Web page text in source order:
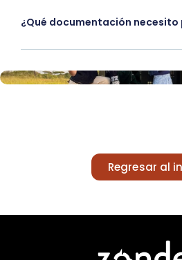
¿Qué documentación necesito
Regresar al